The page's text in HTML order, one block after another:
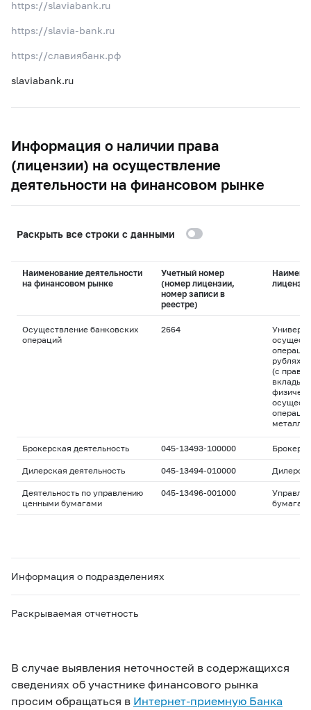
https://slaviabank.ru
https://slavia-bank.ru
https://славиябанк.рф
slaviabank.ru
Информация о наличии права
(лицензии) на осуществление
деятельности на финансовом рынке
Раскрыть все строки с данными
Наименование деятельности
на финансовом рынке
Учетный номер
(номер лицензии,
номер записи в
реестре)
лицензии
Осуществление банковских
операций
2664
рублях и
(с
вклады
Брокерская деятельность 045-13493-100000
Дилерская деятельность 045-13494-010000
Деятельность по управлению
ценными бумагами
045-13496-001000
Информация о подразделениях
Раскрываемая отчетность
В случае выявления неточностей в содержащихся
сведениях об участнике финансового рынка
просим обращаться в Интернет-приемную Банка